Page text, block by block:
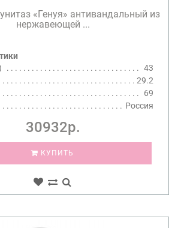
«Генуя» антивандальный из
нержавеющей ...
43
29.2
69
Россия
30932р.
КУПИТЬ